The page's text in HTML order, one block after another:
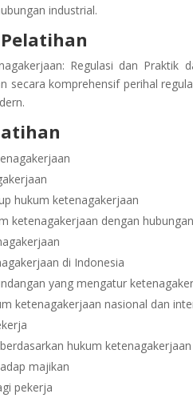
industrial.
Regulasi dan
secara komprehensif perihal
hukum ketenagakerjaan
ketenagakerjaan dengan
di Indonesia
yang mengatur
ketenagakerjaan nasional dan
hukum ketenagakerjaan
majikan
pekerja